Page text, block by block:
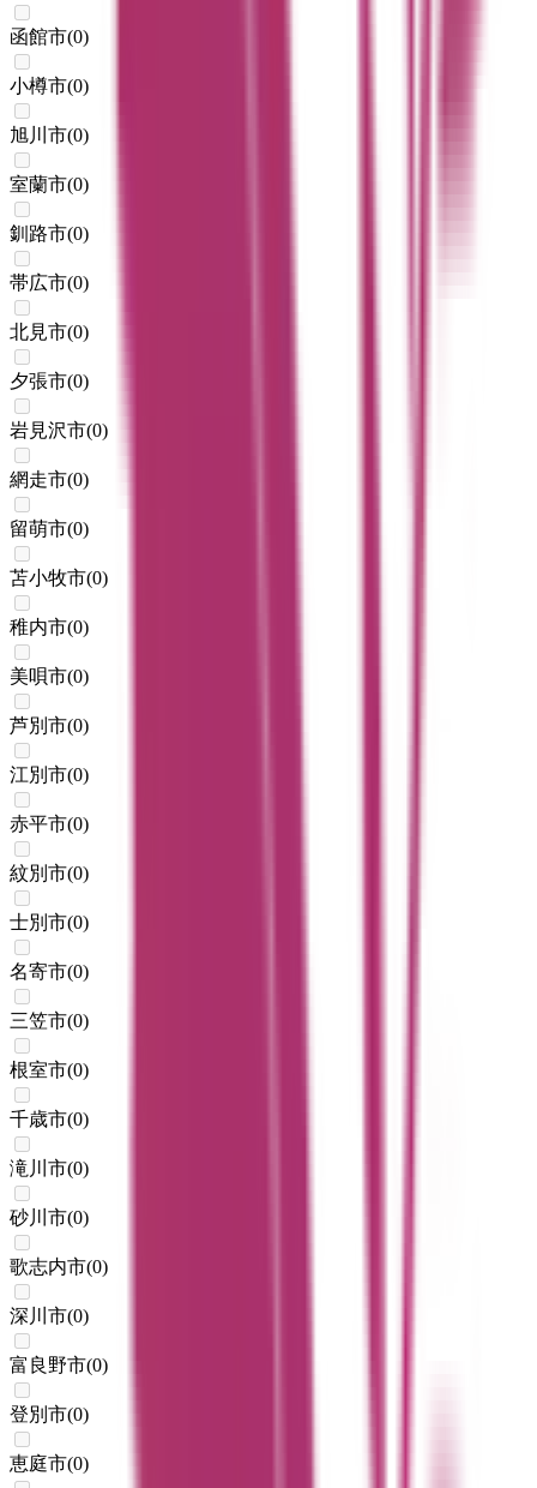
函館市(0)
小樽市(0)
旭川市(0)
室蘭市(0)
釧路市(0)
帯広市(0)
北見市(0)
夕張市(0)
岩見沢市(0)
網走市(0)
留萌市(0)
苫小牧市(0)
稚内市(0)
美唄市(0)
芦別市(0)
江別市(0)
赤平市(0)
紋別市(0)
士別市(0)
名寄市(0)
三笠市(0)
根室市(0)
千歳市(0)
滝川市(0)
砂川市(0)
歌志内市(0)
深川市(0)
富良野市(0)
登別市(0)
恵庭市(0)